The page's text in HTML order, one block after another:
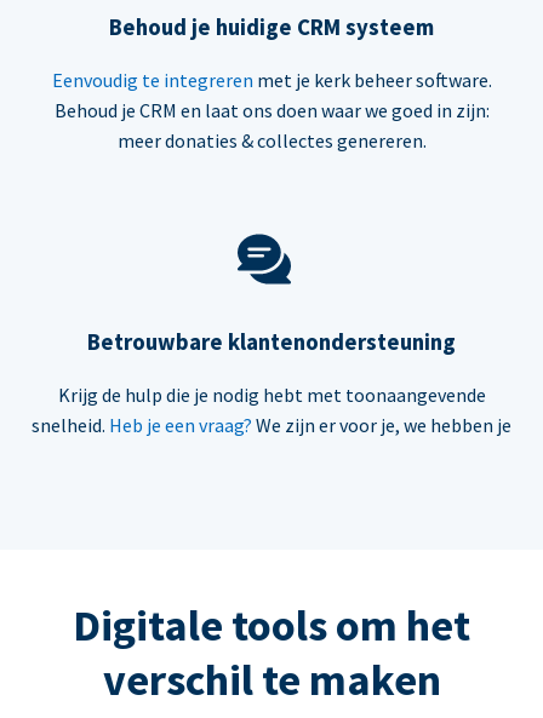
Behoud je huidige CRM systeem
Eenvoudig te integreren met je kerk beheer software.
Behoud je CRM en laat ons doen waar we goed in zijn:
meer donaties & collectes genereren.
Betrouwbare klantenondersteuning
Krijg de hulp die je nodig hebt met toonaangevende
snelheid. Heb je een vraag? We zijn er voor je, we hebben je
Digitale tools om het
verschil te maken